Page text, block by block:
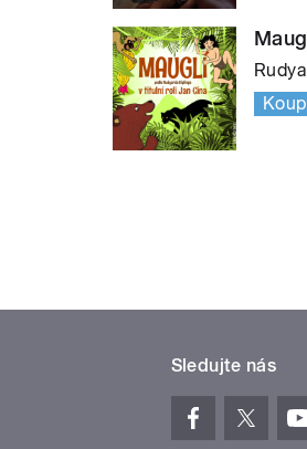
Sledujte nás